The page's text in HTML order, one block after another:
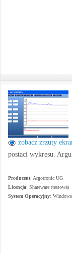
zobacz zrzuty
postaci wykresu.
Producent: Argotronic UG
Licencja: Shareware (testowa)
System Operacyjny: